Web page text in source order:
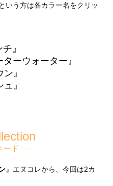
いう方は各カラー名をクリッ
』
ーウォーター』
』
』
ード —
』エヌコレから、今回は2カ